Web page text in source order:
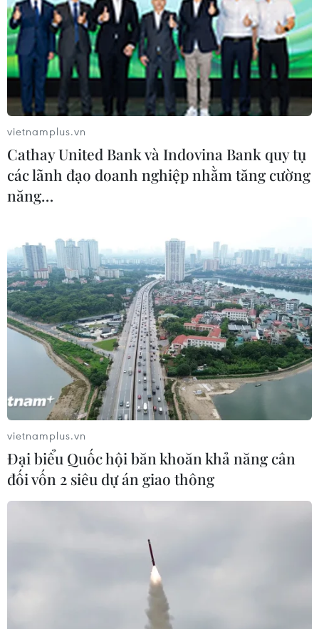
vietnamplus.vn
Cathay United Bank và Indovina Bank quy tụ
các lãnh đạo doanh nghiệp nhằm tăng cường
năng…
vietnamplus.vn
Đại biểu Quốc hội băn khoăn khả năng cân
đối vốn 2 siêu dự án giao thông